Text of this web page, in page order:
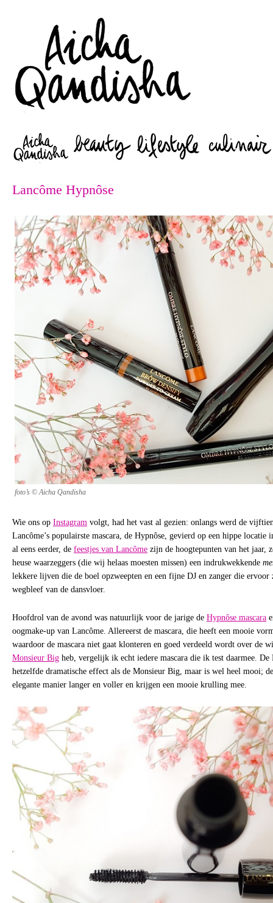
Lancôme Hypnôse
foto’s © Aicha Qandisha
Wie ons op Instagram volgt, had het vast al gezien: onlangs werd de
Lancôme’s populairste mascara, de Hypnôse, gevierd op een hippe locatie
al eens eerder, de feestjes van Lancôme zijn de hoogtepunten van het jaar,
heuse waarzeggers (die wij helaas moesten missen) een indrukwekkende
lekkere lijven die de boel opzweepten en een fijne DJ en zanger die ervoor
wegbleef van de dansvloer.
Hoofdrol van de avond was natuurlijk voor de jarige de Hypnôse mascara
oogmake-up van Lancôme. Allereerst de mascara, die heeft een mooie
waardoor de mascara niet gaat klonteren en goed verdeeld wordt over de
Monsieur Big heb, vergelijk ik echt iedere mascara die ik test daarmee. De
hetzelfde dramatische effect als de Monsieur Big, maar is wel heel mooi;
elegante manier langer en voller en krijgen een mooie krulling mee.